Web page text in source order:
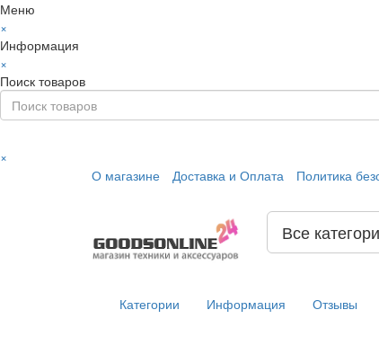
Меню
×
Информация
×
Поиск товаров
×
О магазине
Доставка и Оплата Политика
Все
Категории Информация Отзывы